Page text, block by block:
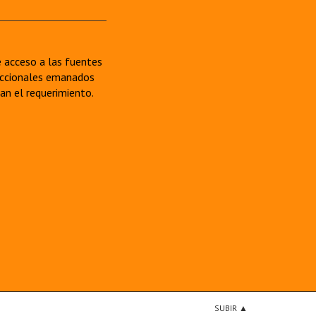
acceso a las fuentes
emanados
el requerimiento.
SUBIR ▲